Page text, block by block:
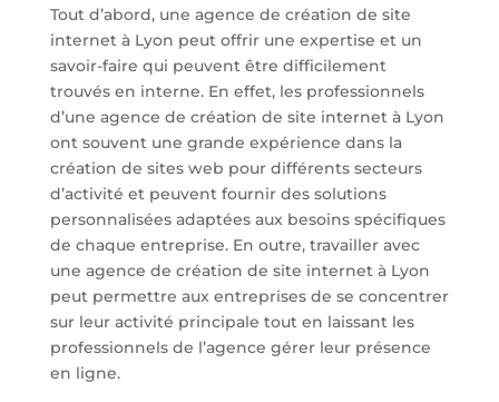
Tout d’abord, une agence de création de site
internet à Lyon peut offrir une expertise et un
savoir-faire qui peuvent être difficilement
trouvés en interne. En effet, les professionnels
d’une agence de création de site internet à Lyon
ont souvent une grande expérience dans la
création de sites web pour différents secteurs
d’activité et peuvent fournir des solutions
personnalisées adaptées aux besoins spécifiques
de chaque entreprise. En outre, travailler avec
une agence de création de site internet à Lyon
peut permettre aux entreprises de se concentrer
sur leur activité principale tout en laissant les
professionnels de l’agence gérer leur présence
en ligne.